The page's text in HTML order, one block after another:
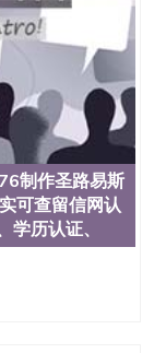
全美名列前
杰出的本科
美50强公立综
千的海外学
享有学术地
机构，并获
算机系与会
优异。其毕
心得到工作
四的学期提
大学系统
塞州立大学
何塞州立大
金山-圣何塞
万人，超过
制作圣路易斯
可查留信网认
历认证、